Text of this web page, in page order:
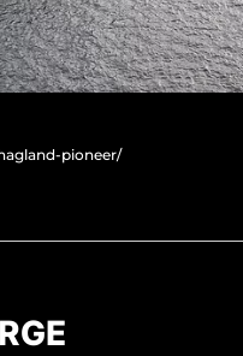
pioneer/